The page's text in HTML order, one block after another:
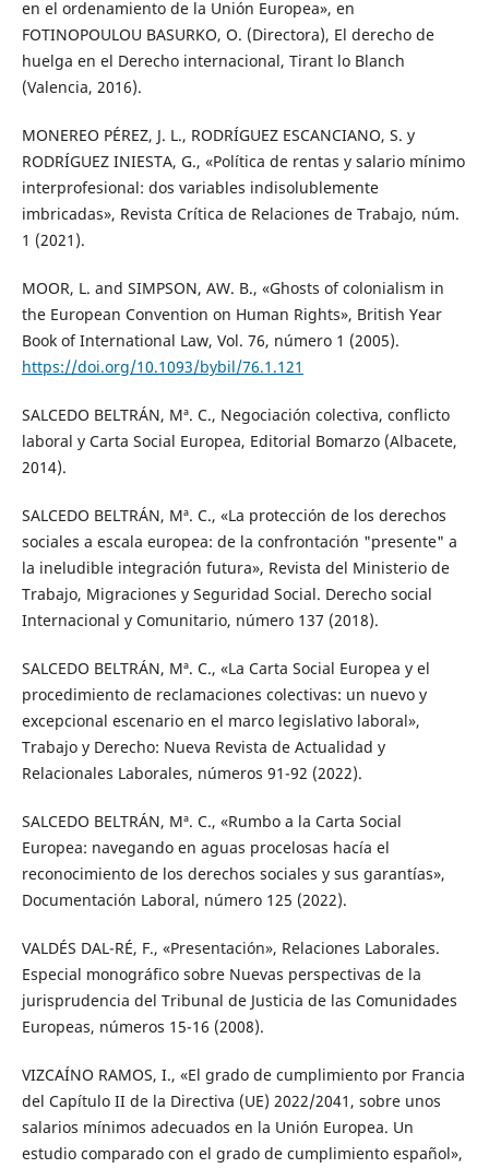
en el ordenamiento de la Unión Europea», en
FOTINOPOULOU BASURKO, O. (Directora), El derecho de
huelga en el Derecho internacional, Tirant lo Blanch
(Valencia, 2016).
MONEREO PÉREZ, J. L., RODRÍGUEZ ESCANCIANO, S. y
RODRÍGUEZ INIESTA, G., «Política de rentas y salario mínimo
interprofesional: dos variables indisolublemente
imbricadas», Revista Crítica de Relaciones de Trabajo, núm.
1 (2021).
MOOR, L. and SIMPSON, AW. B., «Ghosts of colonialism in
the European Convention on Human Rights», British Year
Book of International Law, Vol. 76, número 1 (2005).
https://doi.org/10.1093/bybil/76.1.121
SALCEDO BELTRÁN, Mª. C., Negociación colectiva, conflicto
laboral y Carta Social Europea, Editorial Bomarzo (Albacete,
2014).
SALCEDO BELTRÁN, Mª. C., «La protección de los derechos
sociales a escala europea: de la confrontación "presente" a
la ineludible integración futura», Revista del Ministerio de
Trabajo, Migraciones y Seguridad Social. Derecho social
Internacional y Comunitario, número 137 (2018).
SALCEDO BELTRÁN, Mª. C., «La Carta Social Europea y el
procedimiento de reclamaciones colectivas: un nuevo y
excepcional escenario en el marco legislativo laboral»,
Trabajo y Derecho: Nueva Revista de Actualidad y
Relacionales Laborales, números 91-92 (2022).
SALCEDO BELTRÁN, Mª. C., «Rumbo a la Carta Social
Europea: navegando en aguas procelosas hacía el
reconocimiento de los derechos sociales y sus garantías»,
Documentación Laboral, número 125 (2022).
VALDÉS DAL-RÉ, F., «Presentación», Relaciones Laborales.
Especial monográfico sobre Nuevas perspectivas de la
jurisprudencia del Tribunal de Justicia de las Comunidades
Europeas, números 15-16 (2008).
VIZCAÍNO RAMOS, I., «El grado de cumplimiento por Francia
del Capítulo II de la Directiva (UE) 2022/2041, sobre unos
salarios mínimos adecuados en la Unión Europea. Un
estudio comparado con el grado de cumplimiento español»,